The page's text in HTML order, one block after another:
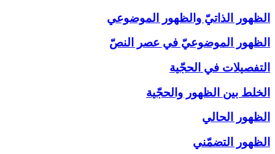
الظهور الذاتيّ والظهور الموضوعي
الظهور الموضوعيّ في عصر النصّ
التفصيلات في الحجّية
الخلط بين الظهور والحجّية
الظهور الحالي
الظهور التضمّني